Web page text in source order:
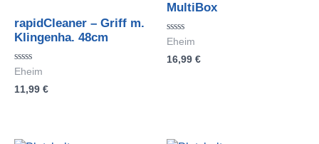
rapidCleaner – Griff m.
Klingenha. 48cm
Bewertet
0
Eheim
11,99 €
MultiBox
Bewertet
0
Eheim
16,99 €